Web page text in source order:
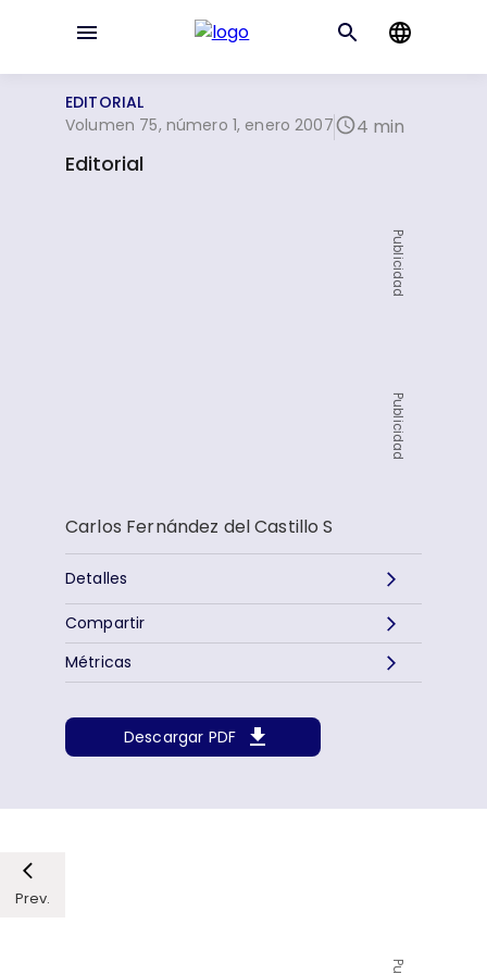
EDITORIAL
Volumen 75, número 1, enero 2007
4 min
Editorial
Publicidad
Publicidad
Carlos Fernández del Castillo S
Detalles
Descargar PDF
Métricas
Compartir
Prev.